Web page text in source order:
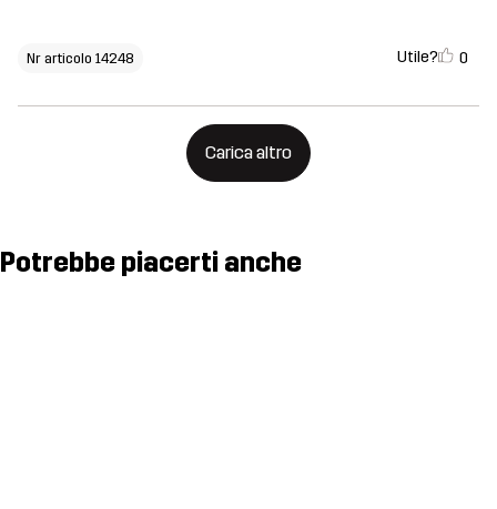
Nr articolo 14248 Utile? 0
Carica altro
Potrebbe piacerti anche